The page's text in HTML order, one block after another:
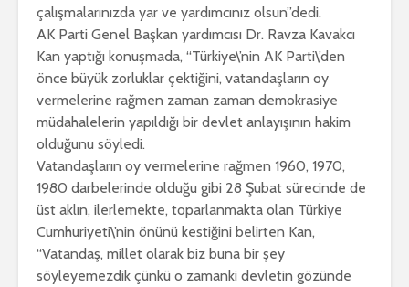
çalışmalarınızda yar ve yardımcınız olsun”dedi.
AK Parti Genel Başkan yardımcısı Dr. Ravza Kavakcı
Kan yaptığı konuşmada, “Türkiye\’nin AK Parti\’den
önce büyük zorluklar çektiğini, vatandaşların oy
vermelerine rağmen zaman zaman demokrasiye
müdahalelerin yapıldığı bir devlet anlayışının hakim
olduğunu söyledi.
Vatandaşların oy vermelerine rağmen 1960, 1970,
1980 darbelerinde olduğu gibi 28 Şubat sürecinde de
üst aklın, ilerlemekte, toparlanmakta olan Türkiye
Cumhuriyeti\’nin önünü kestiğini belirten Kan,
“Vatandaş, millet olarak biz buna bir şey
söyleyemezdik çünkü o zamanki devletin gözünde